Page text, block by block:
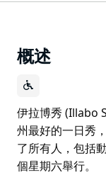
概述
伊拉博秀 (Illabo
州最好的一日秀
了所有人，包括
個星期六舉行。